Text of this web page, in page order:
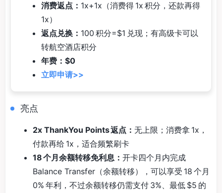
消费返点： 1x+1x（消费得 1x 积分，还款再得
1x）
返点兑换： 100 积分=$1 兑现；有高级卡可以
转航空酒店积分
年费：$0
立即申请>>
亮点
2x ThankYou Points 返点： 无上限；消费拿 1x，
付款再给 1x，适合频繁刷卡
18 个月余额转移免利息： 开卡四个月内完成
Balance Transfer（余额转移），可以享受 18 个月
0% 年利，不过余额转移仍需支付 3%、最低 $5 的